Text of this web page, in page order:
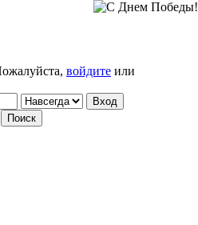
войдите или